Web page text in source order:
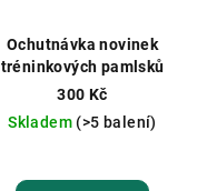
Ochutnávka novinek
tréninkových pamlsků
300 Kč
Skladem (>5 balení)